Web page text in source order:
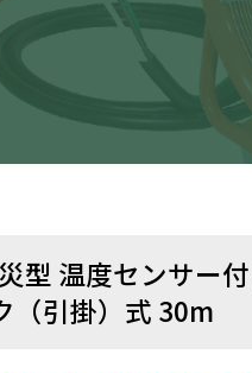
型 温度センサー
（引掛）式 30m